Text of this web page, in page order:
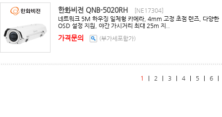
한화비전 QNB-5020RH
[NE17304]
네트워크 5M 하우징 일체형 카메라, 4mm 고정 초점 렌즈, 다양한
OSD 설정 지원, 야간 가시거리 최대 25m 지..
가격문의 (부가세포함가)
1 | 2 | 3 | 4 | 5 | 6